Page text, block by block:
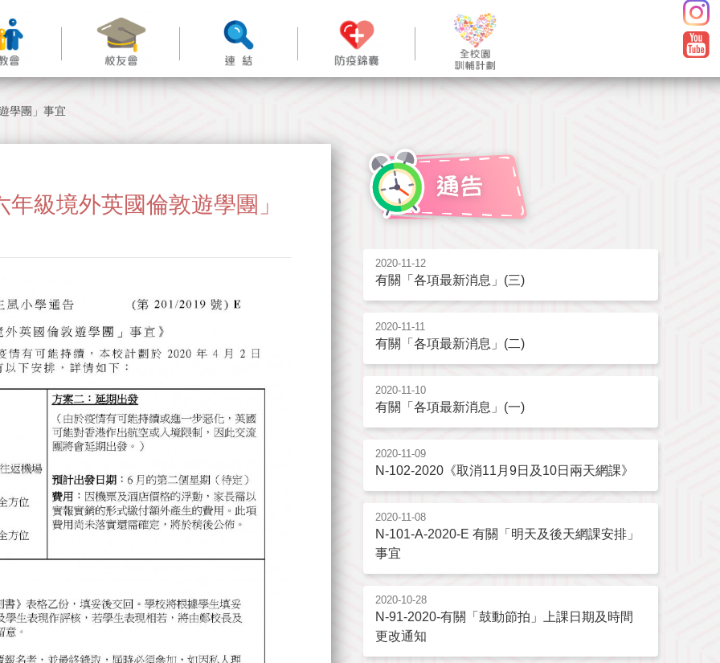
學團」事宜
級境外英國倫敦遊學團」
2020-11-12
有關「各項最新消息」(三)
2020-11-11
有關「各項最新消息」(二)
2020-11-10
有關「各項最新消息」(一)
2020-11-09
N-102-2020《取消11月9日及10日兩天網課》
2020-11-08
N-101-A-2020-E 有關「明天及後天網課安排」
事宜
2020-10-28
N-91-2020-有關「鼓動節拍」上課日期及時間
更改通知